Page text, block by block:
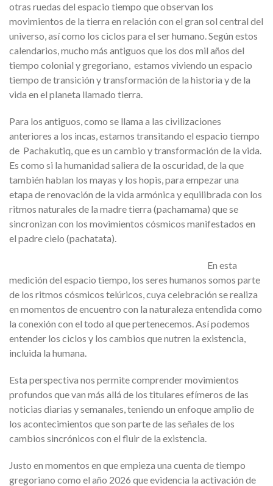
otras ruedas del espacio tiempo que observan los
movimientos de la tierra en relación con el gran sol central del
universo, así como los ciclos para el ser humano. Según estos
calendarios, mucho más antiguos que los dos mil años del
tiempo colonial y gregoriano, estamos viviendo un espacio
tiempo de transición y transformación de la historia y de la
vida en el planeta llamado tierra.
Para los antiguos, como se llama a las civilizaciones
anteriores a los incas, estamos transitando el espacio tiempo
de Pachakutiq, que es un cambio y transformación de la vida.
Es como si la humanidad saliera de la oscuridad, de la que
también hablan los mayas y los hopis, para empezar una
etapa de renovación de la vida armónica y equilibrada con los
ritmos naturales de la madre tierra (pachamama) que se
sincronizan con los movimientos cósmicos manifestados en
el padre cielo (pachatata).
En esta
medición del espacio tiempo, los seres humanos somos parte
de los ritmos cósmicos telúricos, cuya celebración se realiza
en momentos de encuentro con la naturaleza entendida como
la conexión con el todo al que pertenecemos. Así podemos
entender los ciclos y los cambios que nutren la existencia,
incluida la humana.
Esta perspectiva nos permite comprender movimientos
profundos que van más allá de los titulares efímeros de las
noticias diarias y semanales, teniendo un enfoque amplio de
los acontecimientos que son parte de las señales de los
cambios sincrónicos con el fluir de la existencia.
Justo en momentos en que empieza una cuenta de tiempo
gregoriano como el año 2026 que evidencia la activación de